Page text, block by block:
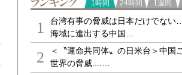
ランキング
1時間 24時間 1週間
1
台湾有事の脅威は日本だけでない
海域に進出する中国…
2
＜〝運命共同体〟の日米台＞中国
世界の脅威....…